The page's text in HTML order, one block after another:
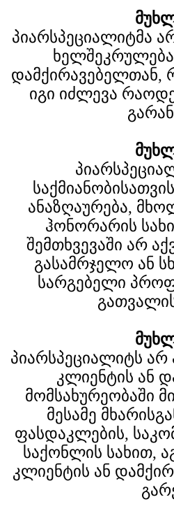
პიარსპეციალიტმა
დამქირავებელთან,
იგი იძლევა
ანაზღაურება,
ჰონორარის
შემთხვევაში არ
გასამრჯელო ან
სარგებელი
პიარსპეციალიტს არ
კლიენტის ან
მომსახურეობაში
მესამე
ფასდაკლების,
საქონლის სახით,
კლიენტის ან